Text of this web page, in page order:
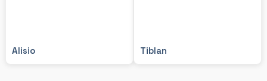
Alisio Tiblan